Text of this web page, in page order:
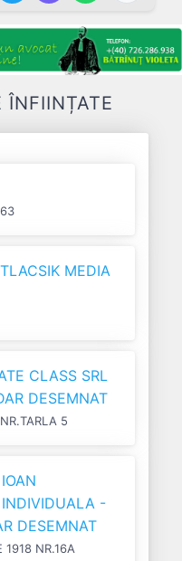
ÎNFIINȚATE
MEDIA
CLASS SRL
DESEMNAT
5
INDIVIDUALA -
DESEMNAT
1918 NR.16A